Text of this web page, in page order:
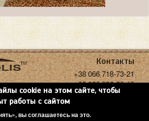
Контакты
+38 066 718-73-21
+38 068 936-30-18
acropolisoptics@gmail.com
cookie на этом сайте, чтобы
работы с сайтом
вы соглашаетесь на это.